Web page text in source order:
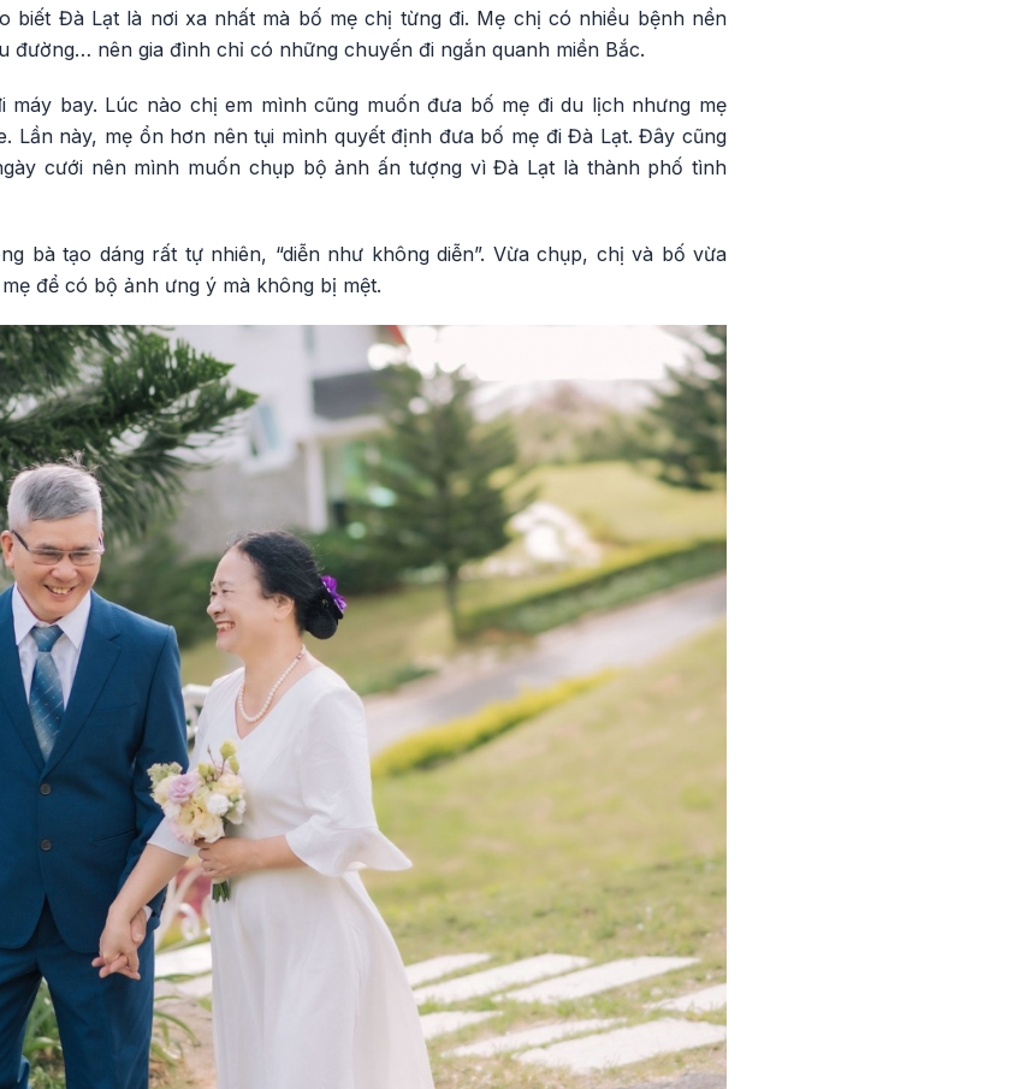
biết Đà Lạt là nơi xa nhất mà bố mẹ chị từng đi. Mẹ chị có nhiều bệnh nền
đường… nên gia đình chỉ có những chuyến đi ngắn quanh miền Bắc.
máy bay. Lúc nào chị em mình cũng muốn đưa bố mẹ đi du lịch nhưng mẹ
Lần này, mẹ ổn hơn nên tụi mình quyết định đưa bố mẹ đi Đà Lạt. Đây cũng
cưới nên mình muốn chụp bộ ảnh ấn tượng vì Đà Lạt là thành phố tình
bà tạo dáng rất tự nhiên, “diễn như không diễn”. Vừa chụp, chị và bố vừa
để có bộ ảnh ưng ý mà không bị mệt.